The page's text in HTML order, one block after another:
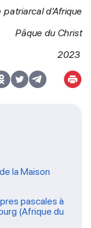
patriarcal d’Afrique
Pâque du Christ
2023
la Maison
pascales à
(Afrique du